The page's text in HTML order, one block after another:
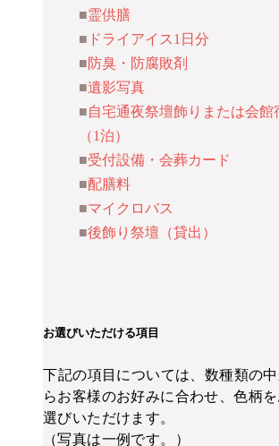
霊供膳
ドライアイス1日分
防臭・防腐敗剤
遺影写真
自宅通夜祭壇飾り または会館
（1泊）
受付設備・会葬カード
配膳料
マイクロバス
後飾り祭壇（貸出）
お選びいただける項目
下記の項目については、数種類の
らお客様のお好みに合わせ、色柄を
選びいただけます。
（写真は一例です。）